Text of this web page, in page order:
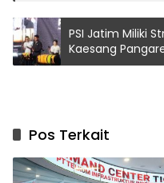
PSI Jatim Miliki
Kaesang
Pos Terkait